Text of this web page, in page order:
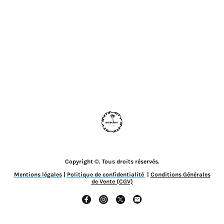
Copyright ©. Tous droits réservés.
Mentions légales| Politique de confidentialité | Conditions Générales
de Vente (CGV)